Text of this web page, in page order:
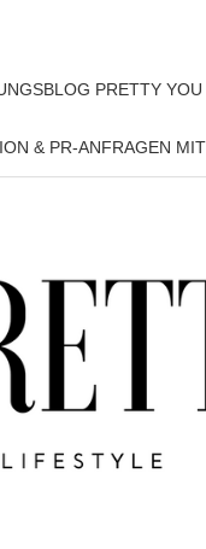
PRETTY
& PR-ANFRAGEN